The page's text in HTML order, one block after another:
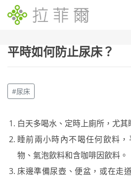
平時如何防止尿床？
#尿床
白天多喝水、定時上廁所，尤其
睡前兩小時內不喝任何飲料
物、氣泡飲料和含咖啡因飲料。
床邊準備尿壺、便盆，或在走